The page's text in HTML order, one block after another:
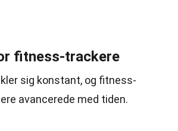
fitness-trackere
sig konstant, og fitness-
avancerede med tiden.